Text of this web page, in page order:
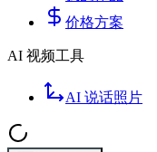
价格方案
AI 视频工具
AI 说话照片